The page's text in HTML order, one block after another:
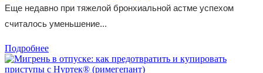
Еще недавно при тяжелой бронхиальной астме успехом
считалось уменьшение...
Подробнее